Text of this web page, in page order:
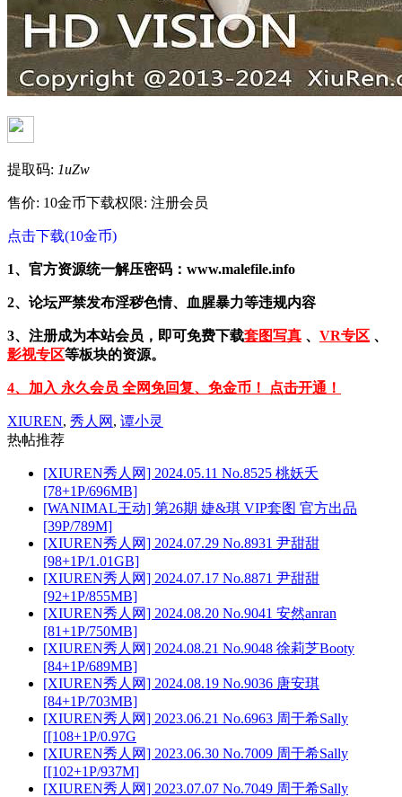
提取码: 1uZw
售价: 10金币下载权限: 注册会员
点击下载(10金币)
1、官方资源统一解压密码：www.malefile.info
2、论坛严禁发布淫秽色情、血腥暴力等违规内容
3、注册成为本站会员，即可免费下载套图写真 、 VR专区 、
影视专区等板块的资源。
4、加入 永久会员 全网免回复、免金币！ 点击开通！
XIUREN, 秀人网 , 谭小灵
热帖推荐
[XIUREN秀人网] 2024.05.11 No.8525 桃妖夭
[78+1P/696MB]
[WANIMAL王动] 第26期 婕&琪 VIP套图 官方出品
[39P/789M]
[XIUREN秀人网] 2024.07.29 No.8931 尹甜甜
[98+1P/1.01GB]
[XIUREN秀人网] 2024.07.17 No.8871 尹甜甜
[92+1P/855MB]
[XIUREN秀人网] 2024.08.20 No.9041 安然anran
[81+1P/750MB]
[XIUREN秀人网] 2024.08.21 No.9048 徐莉芝Booty
[84+1P/689MB]
[XIUREN秀人网] 2024.08.19 No.9036 唐安琪
[84+1P/703MB]
[XIUREN秀人网] 2023.06.21 No.6963 周于希Sally
[[108+1P/0.97G
[XIUREN秀人网] 2023.06.30 No.7009 周于希Sally
[[102+1P/937M]
[XIUREN秀人网] 2023.07.07 No.7049 周于希Sally